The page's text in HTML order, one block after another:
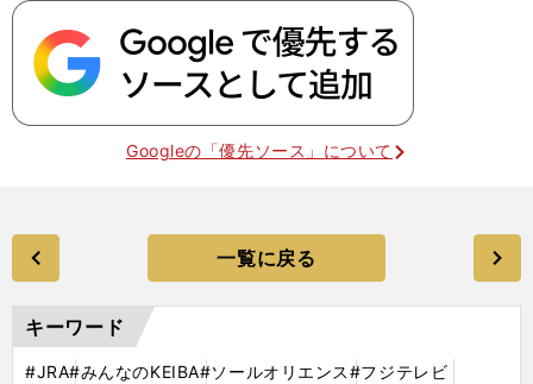
Googleの「優先ソース」について
一覧に戻る
キーワード
#JRA#みんなのKEIBA#ソールオリエンス#フジテレビ